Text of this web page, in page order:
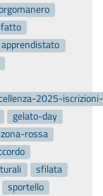
apprendistato
2025-
gelato-day
zona-rossa
sfilata
sportello